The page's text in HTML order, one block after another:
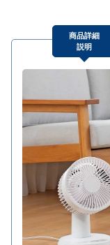
商品詳細
説明